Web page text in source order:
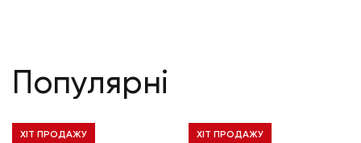
Популярні
ХІТ ПРОДАЖУ ХІТ ПРОДАЖУ